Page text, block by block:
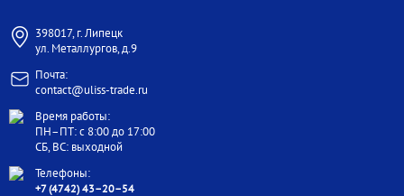
398017, г. Липецк
ул. Металлургов, д.9
Почта:
contact@uliss-trade.ru
Время работы:
ПН–ПТ: с 8:00 до 17:00
СБ, ВС: выходной
Телефоны:
+7 (4742) 43–20–54